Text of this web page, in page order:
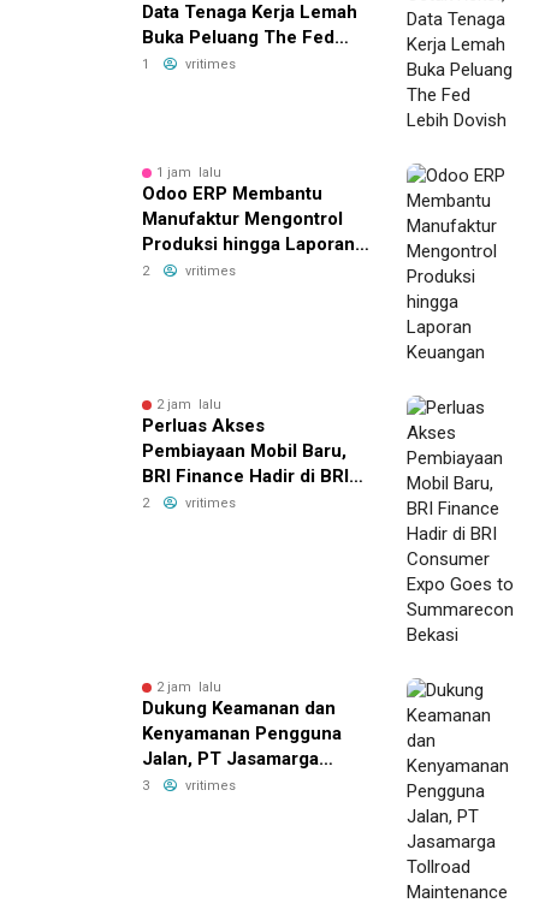
Data Tenaga Kerja Lemah
Buka Peluang The Fed
Lebih Dovish
1 vritimes
1 jam lalu
Odoo ERP Membantu
Manufaktur Mengontrol
Produksi hingga Laporan
Keuangan
2 vritimes
2 jam lalu
Perluas Akses
Pembiayaan Mobil Baru,
BRI Finance Hadir di BRI
Consumer Expo Goes to
2 vritimes
2 jam lalu
Dukung Keamanan dan
Kenyamanan Pengguna
Jalan, PT Jasamarga
Tollroad Maintenance
3 vritimes